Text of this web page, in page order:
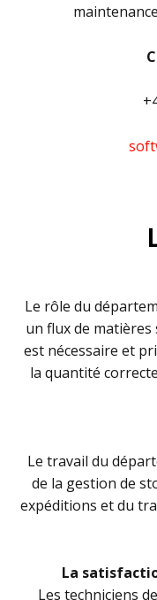
Le rôle du
un flux de matières
est nécessaire et
la quantité
Le travail du
de la gestion de
expéditions et du
La
Les techniciens